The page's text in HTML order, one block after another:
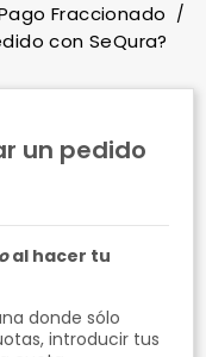
Fraccionado
con SeQura?
un pedido
al hacer tu
donde sólo
introducir tus